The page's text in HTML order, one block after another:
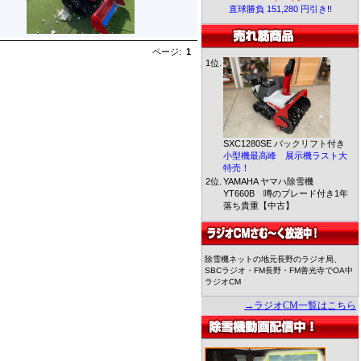
ページ: 1
直球勝負 151,280 円引き!!
1位.
SXC1280SE バックリフト付き
小型機最高峰 展示機ラスト大
特売！
2位. YAMAHA ヤマハ除雪機
YT660B 噂のブレード付き1年
落ち貴重【中古】
除雪機ネットの地元長野のラジオ局、
SBCラジオ・FM長野・FM善光寺でOA中
ラジオCM
→ラジオCM一覧はこちら